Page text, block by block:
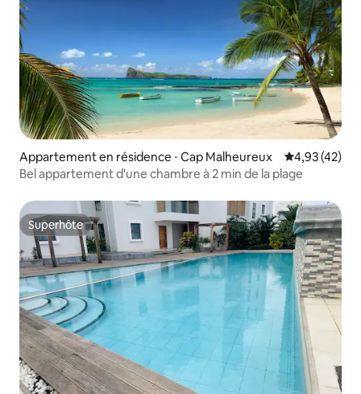
Appartement en résidence ⋅ Cap Malheureux Évaluation
4,93 (42)
Bel appartement d'une chambre à 2 min de la plage
Superhôte
Superhôte